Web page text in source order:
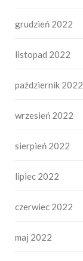
grudzień 2022
listopad 2022
październik 2022
wrzesień 2022
sierpień 2022
lipiec 2022
czerwiec 2022
maj 2022